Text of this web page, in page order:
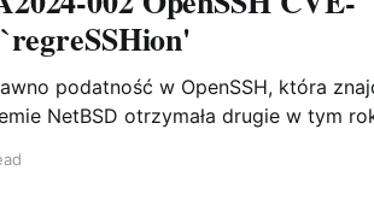
podatność w OpenSSH, która
NetBSD otrzymała drugie w tym